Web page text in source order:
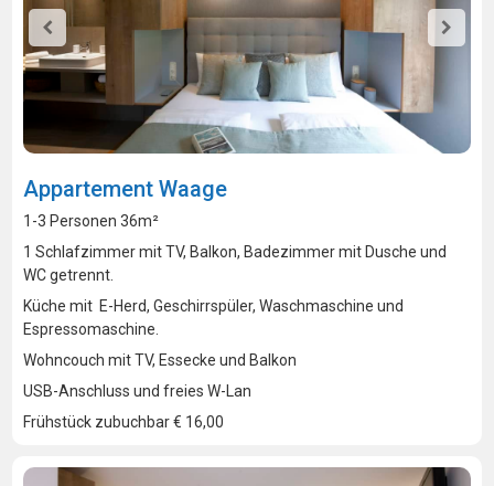
Appartement Waage
1-3 Personen 36m²
1 Schlafzimmer mit TV, Balkon, Badezimmer mit Dusche und
WC getrennt.
Küche mit E-Herd, Geschirrspüler, Waschmaschine und
Espressomaschine.
Wohncouch mit TV, Essecke und Balkon
USB-Anschluss und freies W-Lan
Frühstück zubuchbar € 16,00